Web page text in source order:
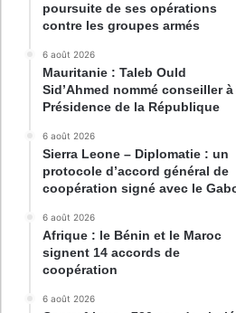
poursuite de ses opérations
contre les groupes armés
6 août 2026
Mauritanie : Taleb Ould
Sid’Ahmed nommé conseiller à
Présidence de la République
6 août 2026
Sierra Leone – Diplomatie : un
protocole d’accord général de
coopération signé avec le
6 août 2026
Afrique : le Bénin et le Maroc
signent 14 accords de
coopération
6 août 2026